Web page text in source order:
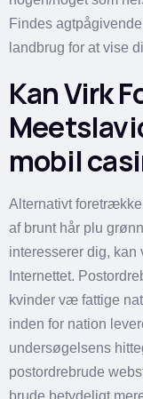
Findes
landbrug for at vise
Kan Virk
mobil
Alternativt
af brunt hår plu
interesserer dig, kan
Internettet.
kvinder væ fattige
inden for nation
undersøgelsens
postordrebrude